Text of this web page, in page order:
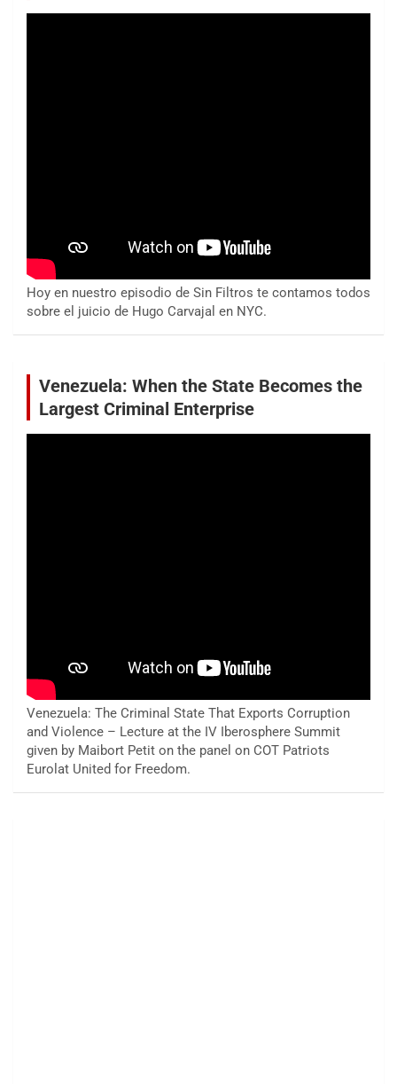
Hoy en nuestro episodio de Sin Filtros te contamos todos
sobre el juicio de Hugo Carvajal en NYC.
Venezuela: When the State Becomes the
Largest Criminal Enterprise
Venezuela: The Criminal State That Exports Corruption
and Violence – Lecture at the IV Iberosphere Summit
given by Maibort Petit on the panel on COT Patriots
Eurolat United for Freedom.